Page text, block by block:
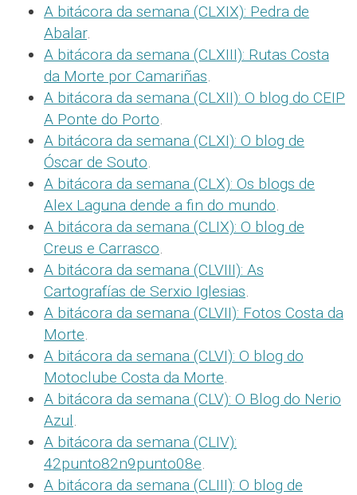
A bitácora da semana (CLXIX): Pedra de
Abalar.
A bitácora da semana (CLXIII): Rutas Costa
da Morte por Camariñas.
A bitácora da semana (CLXII): O blog do CEIP
A Ponte do Porto.
A bitácora da semana (CLXI): O blog de
Óscar de Souto.
A bitácora da semana (CLX): Os blogs de
Alex Laguna dende a fin do mundo.
A bitácora da semana (CLIX): O blog de
Creus e Carrasco.
A bitácora da semana (CLVIII): As
Cartografías de Serxio Iglesias.
A bitácora da semana (CLVII): Fotos Costa da
Morte.
A bitácora da semana (CLVI): O blog do
Motoclube Costa da Morte.
A bitácora da semana (CLV): O Blog do Nerio
Azul.
A bitácora da semana (CLIV):
42punto82n9punto08e.
A bitácora da semana (CLIII): O blog de